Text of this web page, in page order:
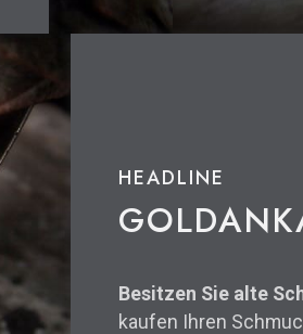
HEADLINE
Besitzen Sie alte
kaufen Ihren